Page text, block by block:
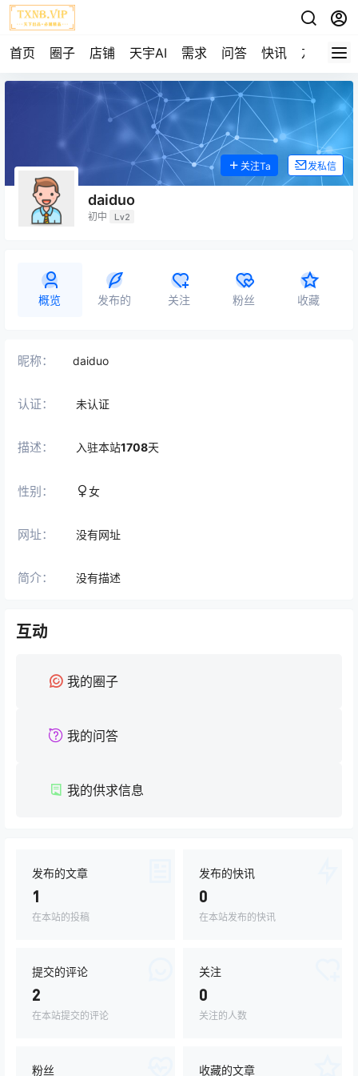
首页 圈子 店铺 天宇AI 需求 问答 快讯 友链
daiduo
初中 Lv2
关注Ta 发私信
概览 发布的 关注 粉丝 收藏
昵称： daiduo
认证： 未认证
描述： 入驻本站1708天
性别： 女
网址： 没有网址
简介： 没有描述
互动
我的圈子
我的问答
我的供求信息
发布的文章
1
在本站的投稿
发布的快讯
0
在本站发布的快讯
提交的评论
2
在本站提交的评论
关注
0
关注的人数
粉丝 收藏的文章